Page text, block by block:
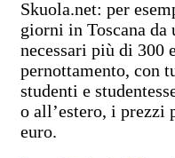
Skuola.net: per
giorni in Toscana da
necessari più di 300
pernottamento, con
studenti e
o all’estero, i prezzi
euro.